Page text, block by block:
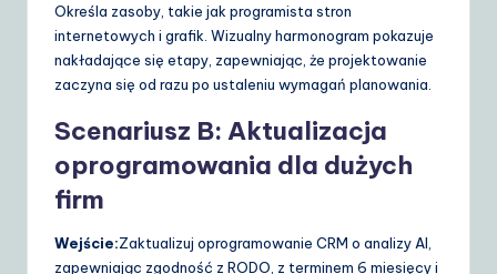
Określa zasoby, takie jak programista stron
internetowych i grafik. Wizualny harmonogram pokazuje
nakładające się etapy, zapewniając, że projektowanie
zaczyna się od razu po ustaleniu wymagań planowania.
Scenariusz B: Aktualizacja
oprogramowania dla dużych
firm
Wejście:Zaktualizuj oprogramowanie CRM o analizy AI,
zapewniając zgodność z RODO, z terminem 6 miesięcy i